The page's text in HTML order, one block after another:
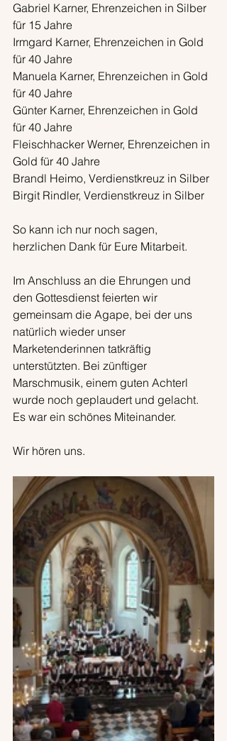
Gabriel Karner, Ehrenzeichen in Silber
für 15 Jahre
Irmgard Karner, Ehrenzeichen in Gold
für 40 Jahre
Manuela Karner, Ehrenzeichen in Gold
für 40 Jahre
Günter Karner, Ehrenzeichen in Gold
für 40 Jahre
Fleischhacker Werner, Ehrenzeichen in
Gold für 40 Jahre
Brandl Heimo, Verdienstkreuz in Silber
Birgit Rindler, Verdienstkreuz in Silber
So kann ich nur noch sagen,
herzlichen Dank für Eure Mitarbeit.
Im Anschluss an die Ehrungen und
den Gottesdienst feierten wir
gemeinsam die Agape, bei der uns
natürlich wieder unser
Marketenderinnen tatkräftig
unterstützten. Bei zünftiger
Marschmusik, einem guten Achterl
wurde noch geplaudert und gelacht.
Es war ein schönes Miteinander.
Wir hören uns.